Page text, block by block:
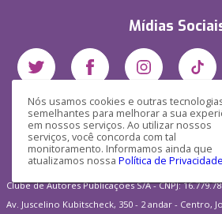
Nós usamos cookies e outras
semelhantes para melhorar a sua
em nossos serviços. Ao utilizar nossos
serviços, você concorda com tal
monitoramento. Informamos ainda que
atualizamos nossa Política de Privacidade
Mídias
Clube de Autores Publicações S/A - CNPJ:
Av. Juscelino Kubitscheck, 350 - 2 andar - Centro,